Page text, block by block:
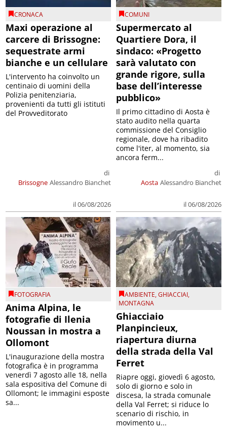
CRONACA
Maxi operazione al
carcere di Brissogne:
sequestrate armi
bianche e un cellulare
Brissogne
di
Alessandro Bianchet
il 06/08/2026
L'intervento ha coinvolto un
centinaio di uomini della
Polizia penitenziaria,
provenienti da tutti gli istituti
del Provveditorato
COMUNI
Supermercato al
Quartiere Dora, il
sindaco: «Progetto
sarà valutato con
grande rigore, sulla
base dell’interesse
pubblico»
Aosta
di
Alessandro Bianchet
il 06/08/2026
Il primo cittadino di Aosta è
stato audito nella quarta
commissione del Consiglio
regionale, dove ha ribadito
come l'iter, al momento, sia
ancora ferm...
FOTOGRAFIA
Anima Alpina, le
fotografie di Ilenia
Noussan in mostra a
Ollomont
L'inaugurazione della mostra
fotografica è in programma
venerdì 7 agosto alle 18, nella
sala espositiva del Comune di
Ollomont; le immagini esposte
sa...
AMBIENTE,GHIACCIAI,
MONTAGNA
Ghiacciaio
Planpincieux,
riapertura diurna
della strada della Val
Ferret
Riapre oggi, giovedì 6 agosto,
solo di giorno e solo in
discesa, la strada comunale
della Val Ferret; si riduce lo
scenario di rischio, in
movimento u...